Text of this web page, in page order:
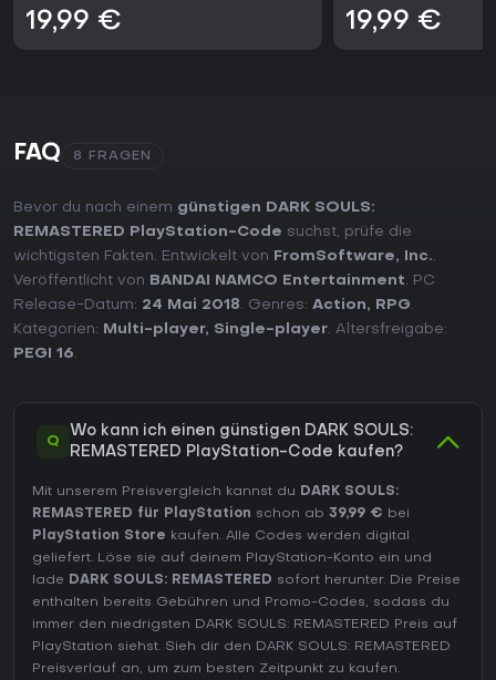
19,99 € 19,99 €
FAQ 8 FRAGEN
Bevor du nach einem günstigen DARK SOULS:
REMASTERED PlayStation-Code suchst, prüfe die
wichtigsten Fakten. Entwickelt von
FromSoftware, Inc..
Veröffentlicht von
BANDAI NAMCO Entertainment. PC
Release-Datum: 24 Mai 2018. Genres: Action, RPG.
Kategorien:
Multi-player, Single-player. Altersfreigabe:
PEGI 16.
Q
Wo kann ich einen günstigen DARK SOULS:
REMASTERED PlayStation-Code kaufen?
Mit unserem Preisvergleich kannst du DARK SOULS:
REMASTERED für PlayStation schon ab 39,99 € bei
PlayStation Store kaufen. Alle Codes werden digital
geliefert. Löse sie auf deinem PlayStation-Konto ein und
lade DARK SOULS: REMASTERED sofort herunter. Die Preise
enthalten bereits Gebühren und Promo-Codes, sodass du
immer den niedrigsten DARK SOULS: REMASTERED Preis auf
PlayStation siehst. Sieh dir den DARK SOULS: REMASTERED
Preisverlauf an, um zum besten Zeitpunkt zu kaufen.